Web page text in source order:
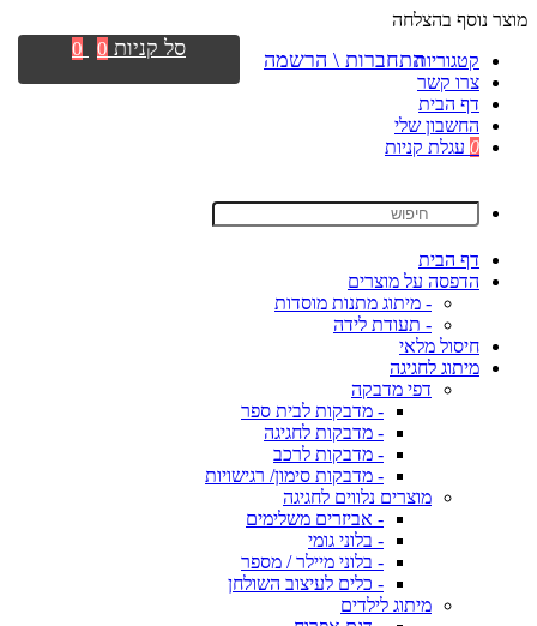
מוצר נוסף בהצלחה
קטגוריות
צרו קשר
דף הבית
החשבון שלי
0 עגלת קניות
דף הבית
הדפסה על מוצרים
- מיתוג מתנות מוסדות
- תעודת לידה
חיסול מלאי
מיתוג לחגיגה
דפי מדבקה
- מדבקות לבית ספר
- מדבקות לחגיגה
- מדבקות לרכב
- מדבקות סימון/ רגישויות
מוצרים נלווים לחגיגה
- אביזרים משלימים
- בלוני גומי
- בלוני מיילר / מספר
- כלים לעיצוב השולחן
מיתוג לילדים
התחברות \ הרשמה סל קניות 0
0